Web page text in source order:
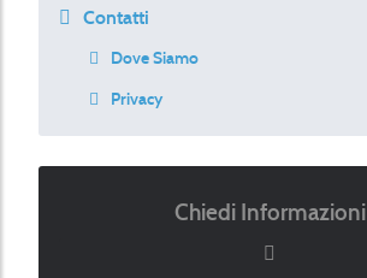
Contatti
Dove Siamo
Privacy
Chiedi Informazioni